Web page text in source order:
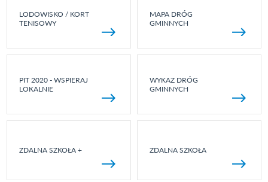
LODOWISKO / KORT
TENISOWY
MAPA DRÓG
GMINNYCH
PIT 2020 - WSPIERAJ
LOKALNIE
WYKAZ DRÓG
GMINNYCH
ZDALNA SZKOŁA + ZDALNA SZKOŁA